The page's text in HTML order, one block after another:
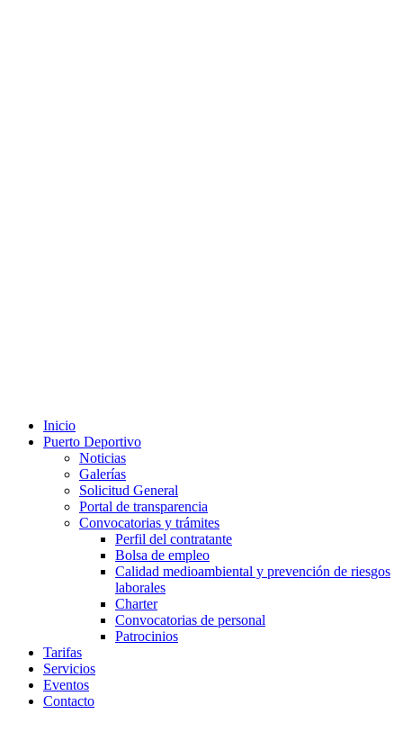
Inicio
Puerto Deportivo
Noticias
Galerías
Solicitud General
Portal de transparencia
Convocatorias y trámites
Perfil del contratante
Bolsa de empleo
Calidad medioambiental y prevención de riesgos
laborales
Charter
Convocatorias de personal
Patrocinios
Tarifas
Servicios
Eventos
Contacto